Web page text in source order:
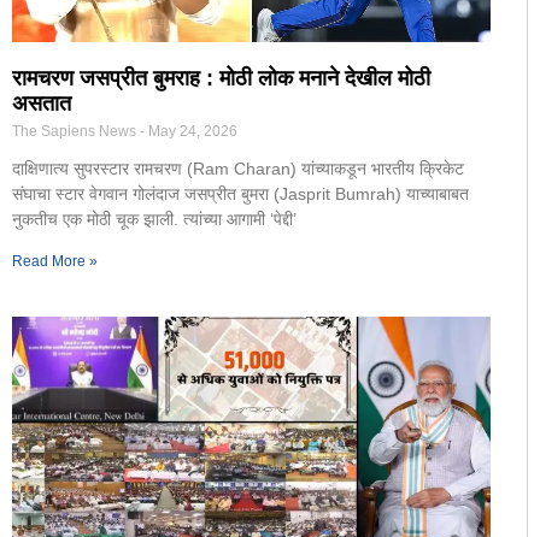
रामचरण जसप्रीत बुमराह : मोठी लोक मनाने देखील मोठी
असतात
The Sapiens News May 24, 2026
दाक्षिणात्य सुपरस्टार रामचरण (Ram Charan) यांच्याकडून भारतीय क्रिकेट
संघाचा स्टार वेगवान गोलंदाज जसप्रीत बुमरा (Jasprit Bumrah) याच्याबाबत
नुकतीच एक मोठी चूक झाली. ​त्यांच्या आगामी ‘पेद्दी’
Read More »